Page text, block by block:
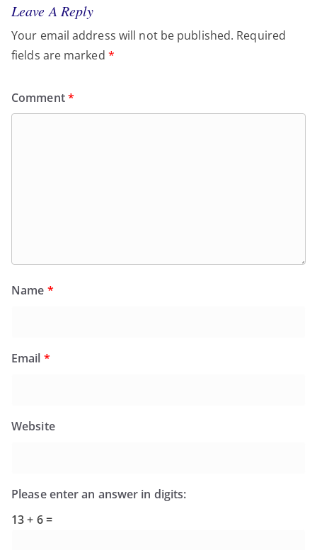
Leave A Reply
Your email address will not be published. Required
fields are marked *
Comment*
Name *
Email *
Website
Please enter an answer in digits:
13 + 6 =